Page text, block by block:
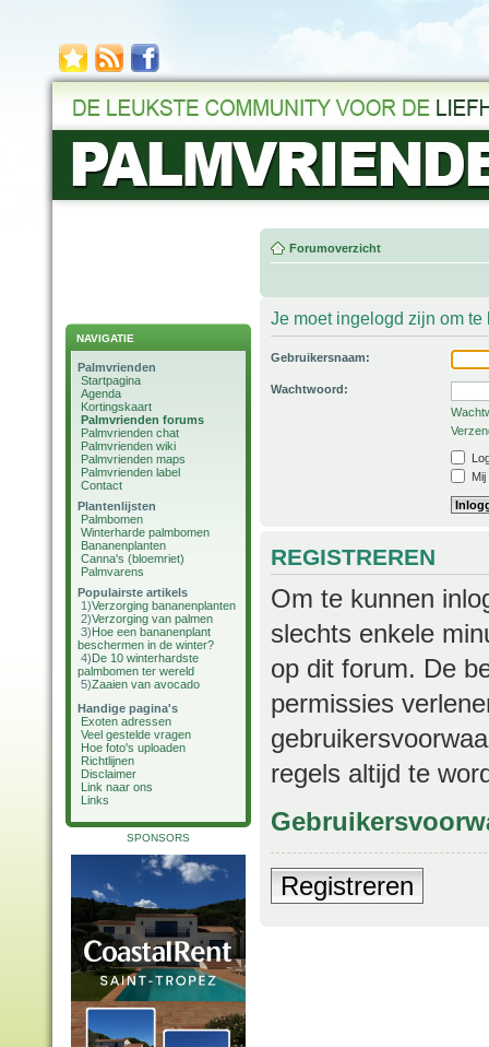
NAVIGATIE
Palmvrienden
Startpagina
Agenda
Kortingskaart
Palmvrienden forums
Palmvrienden chat
Palmvrienden wiki
Palmvrienden maps
Palmvrienden label
Contact
Plantenlijsten
Palmbomen
Winterharde palmbomen
Bananenplanten
Canna's (bloemriet)
Palmvarens
Populairste artikels
1)Verzorging bananenplanten
2)Verzorging van palmen
3)Hoe een bananenplant
beschermen in de winter?
4)De 10 winterhardste
palmbomen ter wereld
5)Zaaien van avocado
Handige pagina's
Exoten adressen
Veel gestelde vragen
Hoe foto's uploaden
Richtlijnen
Disclaimer
Link naar ons
Links
SPONSORS
Forumoverzicht
Je moet ingelogd zijn om
Gebruikersnaam:
Wachtwoord:
REGISTREREN
Om te kunnen
slechts enkele
op dit forum. De
permissies
regels altijd te
Registreren